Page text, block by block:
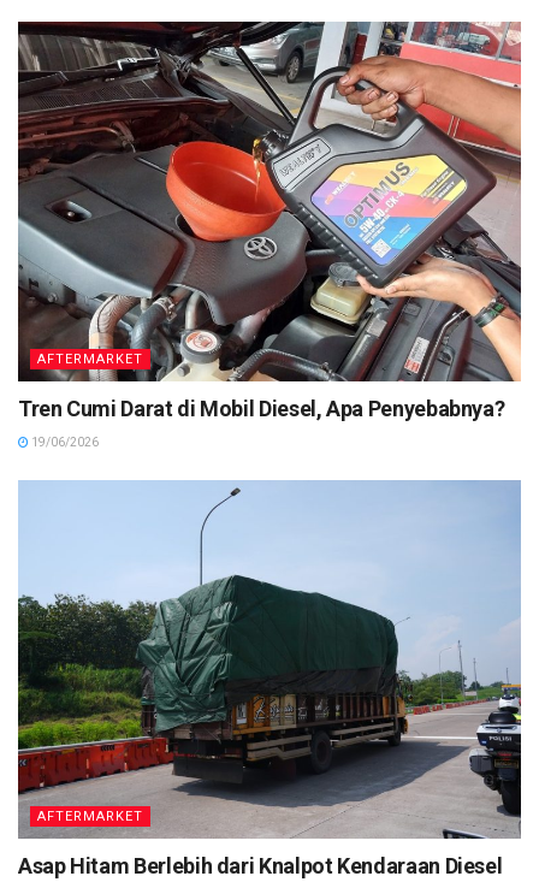
AFTERMARKET
Tren Cumi Darat di Mobil Diesel, Apa Penyebabnya?
19/06/2026
AFTERMARKET
Asap Hitam Berlebih dari Knalpot Kendaraan Diesel